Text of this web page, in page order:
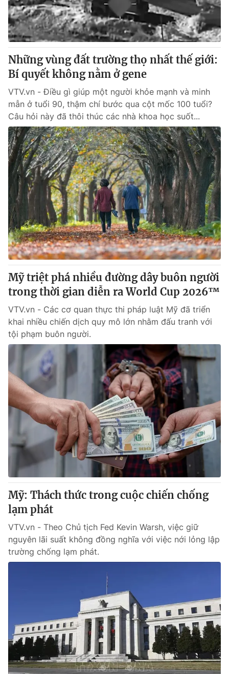
Những vùng đất trường thọ nhất thế giới:
Bí quyết không nằm ở gene
VTV.vn - Điều gì giúp một người khỏe mạnh và minh
mẫn ở tuổi 90, thậm chí bước qua cột mốc 100 tuổi?
Câu hỏi này đã thôi thúc các nhà khoa học suốt...
Mỹ triệt phá nhiều đường dây buôn người
trong thời gian diễn ra World Cup 2026™
VTV.vn - Các cơ quan thực thi pháp luật Mỹ đã triển
khai nhiều chiến dịch quy mô lớn nhằm đấu tranh với
tội phạm buôn người.
Mỹ: Thách thức trong cuộc chiến chống
lạm phát
VTV.vn - Theo Chủ tịch Fed Kevin Warsh, việc giữ
nguyên lãi suất không đồng nghĩa với việc nới lỏng lập
trường chống lạm phát.